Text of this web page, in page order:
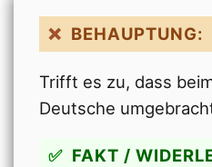
BEHAUPTUNG:
Trifft es zu, dass
Deutsche
FAKT /